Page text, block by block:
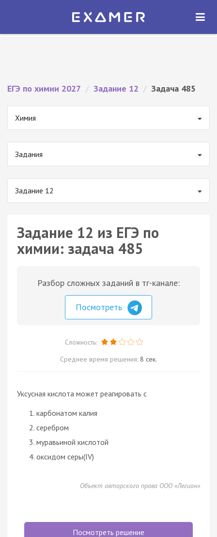
Экзамер — ЕГЭ 2027
ОТКРЫТЬ
ЕГЭ по химии 2027 / Задание 12 / Задача 485
Химия
Задания
Задание 12
Задание 12 из ЕГЭ по
химии: задача 485
Разбор сложных заданий в тг-канале:
Посмотреть
Сложность:
Среднее время решения: 8 сек.
Уксусная кислота может реагировать с
карбонатом калия
серебром
муравьиной кислотой
оксидом серы(IV)
Объект авторского права ООО «Легион»
Посмотреть решение